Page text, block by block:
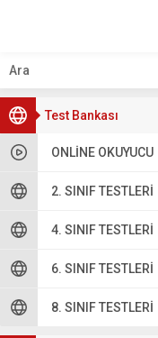
Test Bankası
ONLINE OKUYUCU
2. SINIF TESTLERI
4. SINIF TESTLERI
6. SINIF TESTLERI
8. SINIF TESTLERI